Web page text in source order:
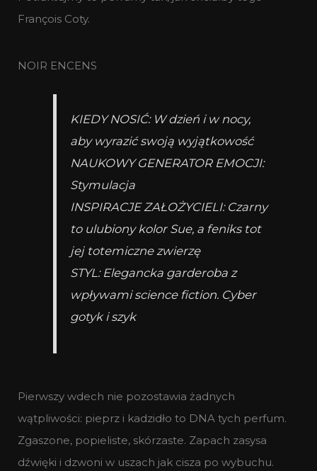
François Coty.
NOIR ENCENS
KIEDY NOSIĆ: W dzień i w nocy,
aby wyrazić swoją wyjątkowość
NAUKOWY GENERATOR EMOCJI:
Stymulacja
INSPIRACJE ZAŁOŻYCIELI: Czarny
to ulubiony kolor Sue, a feniks tot
jej totemiczne zwierzę
STYL: Elegancka garderoba z
wpływami science fiction. Cyber
gotyk i szyk
Pierwszy wdech nie pozostawia żadnych
wątpliwości: pieprz i kadzidło to DNA tych perfum.
Zgaszone, popieliste, skórzaste. Zapach zasysa
dźwięki i dzwoni w uszach jak cisza po wybuchu.